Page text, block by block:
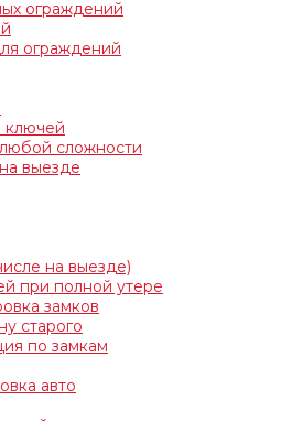
ограждений
ограждений
ключей
сложности
выезде
на выезде)
при полной утере
замков
старого
по замкам
авто